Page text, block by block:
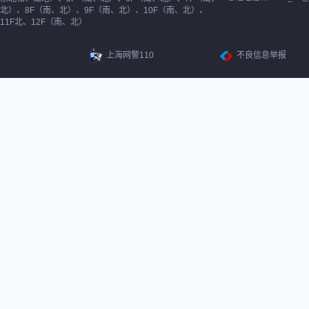
北）、8F（南、北）、9F（南、北）、10F（南、北）、
11F北、12F（南、北）
上海网警110 不良信息举报